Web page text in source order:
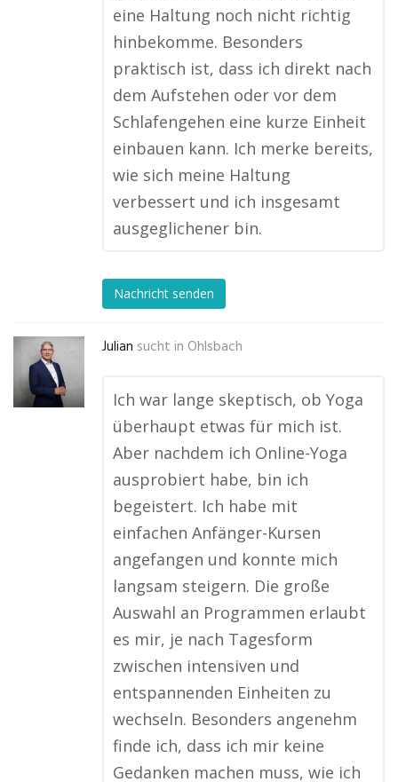
eine Haltung noch nicht richtig
hinbekomme. Besonders
praktisch ist, dass ich direkt nach
dem Aufstehen oder vor dem
Schlafengehen eine kurze Einheit
einbauen kann. Ich merke bereits,
wie sich meine Haltung
verbessert und ich insgesamt
ausgeglichener bin.
Nachricht senden
Julian sucht in Ohlsbach
Ich war lange skeptisch, ob Yoga
überhaupt etwas für mich ist.
Aber nachdem ich Online-Yoga
ausprobiert habe, bin ich
begeistert. Ich habe mit
einfachen Anfänger-Kursen
angefangen und konnte mich
langsam steigern. Die große
Auswahl an Programmen erlaubt
es mir, je nach Tagesform
zwischen intensiven und
entspannenden Einheiten zu
wechseln. Besonders angenehm
finde ich, dass ich mir keine
Gedanken machen muss, wie ich